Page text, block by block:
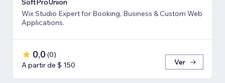
Wix Studio Expert for Booking, Business & Custom Web
Applications.
0,0 (0)
A partir de $ 150
Ver